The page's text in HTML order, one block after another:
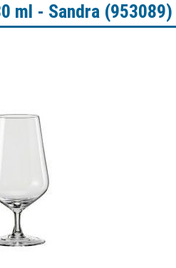
ml - Sandra (953089)